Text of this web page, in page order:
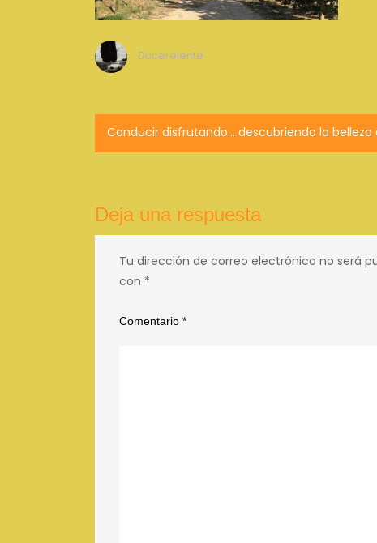
Ducerelente
Navegación
de
Conducir disfrutando… descubriendo la belleza
Deja una respuesta
Tu dirección de correo electrónico no será
con *
Comentario *